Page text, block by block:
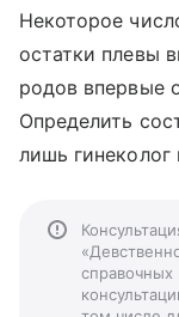
Некоторое
остатки плевы
родов впервые
Определить
лишь
справочных